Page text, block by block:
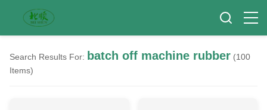
Search Results For: batch off machine rubber (100
Items)